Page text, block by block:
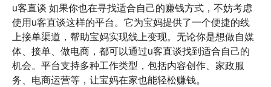
u客直谈 如果你也在寻找适合自己的赚钱方式，不妨考虑
使用u客直谈这样的平台。它为宝妈提供了一个便捷的线
上接单渠道，帮助宝妈实现线上变现。无论你是想做自媒
体、接单、做电商，都可以通过u客直谈找到适合自己的
机会。平台支持多种工作类型，包括内容创作、家政服
务、电商运营等，让宝妈在家也能轻松赚钱。